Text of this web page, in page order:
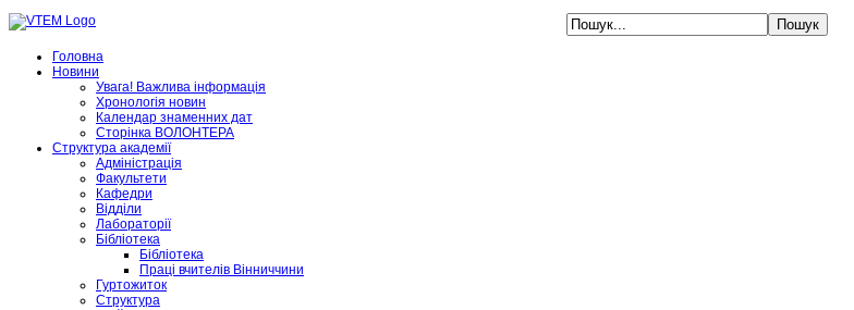
Головна
Новини
Увага! Важлива інформація
Хронологія новин
Календар знаменних дат
Сторінка ВОЛОНТЕРА
Структура академії
Адміністрація
Факультети
Кафедри
Відділи
Лабораторії
Бібліотека
Бібліотека
Праці вчителів Вінниччини
Гуртожиток
Структура